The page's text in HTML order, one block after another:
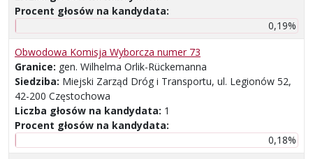
Procent głosów na kandydata:
0,19%
Obwodowa Komisja Wyborcza numer 73
Granice: gen. Wilhelma Orlik-Rückemanna
Siedziba: Miejski Zarząd Dróg i Transportu, ul. Legionów 52,
42-200 Częstochowa
Liczba głosów na kandydata: 1
Procent głosów na kandydata:
0,18%